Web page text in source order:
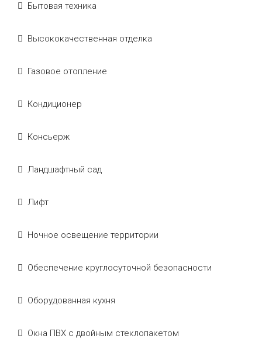
Бытовая техника
Высококачественная отделка
Газовое отопление
Кондиционер
Консьерж
Ландшафтный сад
Лифт
Ночное освещение территории
Обеспечение круглосуточной безопасности
Оборудованная кухня
Окна ПВХ с двойным стеклопакетом